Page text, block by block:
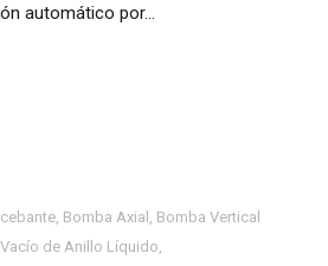
automático por…
, Bomba Axial , Bomba Vertical
de Anillo Líquido,